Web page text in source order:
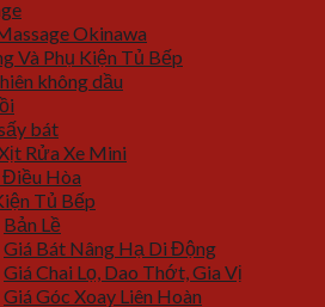
Okinawa
Và Phụ Kiện Tủ Bếp
không dầu
bát
Rửa Xe Mini
Hòa
Tủ Bếp
Bản Lề
Giá Bát Nâng Hạ Di Động
Giá Chai Lọ, Dao Thớt, Gia Vị
Giá Góc Xoay Liên Hoàn